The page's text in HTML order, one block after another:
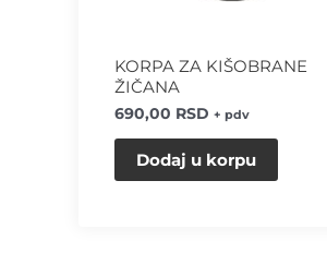
KORPA ZA KIŠOBRANE
ŽIČANA
690,00 RSD + pdv
Dodaj u korpu